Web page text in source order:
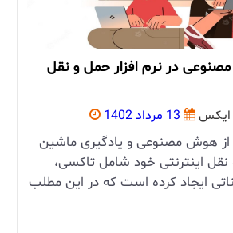
در نرم افزار حمل و نقل
ایکس 13 مرداد 1402
هوش مصنوعی و یادگیری ماشین
نقل اینترنتی خود شامل تاکسی،
ایجاد کرده است که در این مطلب